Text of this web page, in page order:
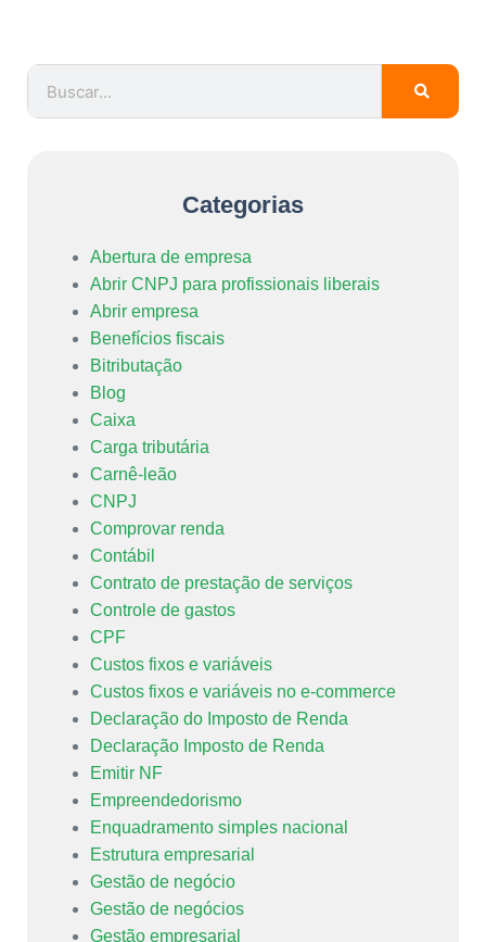
Categorias
Abertura de empresa
Abrir CNPJ para profissionais liberais
Abrir empresa
Benefícios fiscais
Bitributação
Blog
Caixa
Carga tributária
Carnê-leão
CNPJ
Comprovar renda
Contábil
Contrato de prestação de serviços
Controle de gastos
CPF
Custos fixos e variáveis
Custos fixos e variáveis no e-commerce
Declaração do Imposto de Renda
Declaração Imposto de Renda
Emitir NF
Empreendedorismo
Enquadramento simples nacional
Estrutura empresarial
Gestão de negócio
Gestão de negócios
Gestão empresarial